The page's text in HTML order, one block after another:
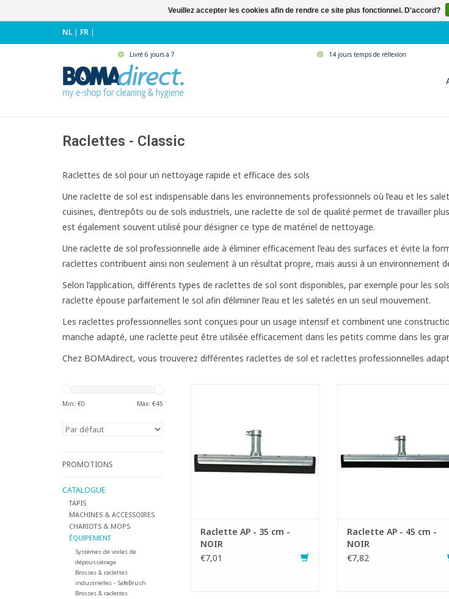
NL| FR |
Livré 6 jours à 7 14 jours temps de réflexion
Raclettes - Classic
Raclettes de sol pour un nettoyage rapide et efficace des sols
Une raclette de sol est indispensable dans les environnements professionnels où l’eau et les
cuisines, d’entrepôts ou de sols industriels, une raclette de sol de qualité permet de travailler
est également souvent utilisé pour désigner ce type de matériel de nettoyage.
Une raclette de sol professionnelle aide à éliminer efficacement l’eau des surfaces et évite la
raclettes contribuent ainsi non seulement à un résultat propre, mais aussi à un environnement
Selon l’application, différents types de raclettes de sol sont disponibles, par exemple pour les
raclette épouse parfaitement le sol afin d’éliminer l’eau et les saletés en un seul mouvement.
Les raclettes professionnelles sont conçues pour un usage intensif et combinent une
manche adapté, une raclette peut être utilisée efficacement dans les petits comme dans les
Chez BOMAdirect, vous trouverez différentes raclettes de sol et raclettes professionnelles
Min: €0 Max: €45
PROMOTIONS
CATALOGUE
TAPIS
MACHINES & ACCESSOIRES
CHARIOTS & MOPS
ÉQUIPEMENT
Systèmes de voiles de
dépoussiérage
Brosses & raclettes
industrielles - SafeBrush
Brosses & raclettes
offre aussi une solidité
supérieure.
- Mousse en caoutchouc 100%
naturel, souple et durable.
Raclette AP - 35 cm -
NOIR
€7,01
offre aussi une solidité
supérieure.
- Mousse en caoutchouc
Raclette AP - 45 cm -
NOIR
€7,82
Veuillez accepter les cookies afin de rendre ce site plus fonctionnel. D'accord?